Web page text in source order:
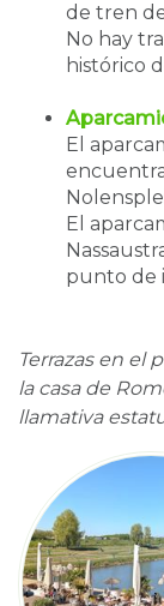
de tren
No hay
histórico
El
El
punto de
Terrazas en el
la casa de
llamativa